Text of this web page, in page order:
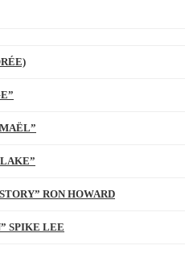
RON HOWARD
SPIKE LEE